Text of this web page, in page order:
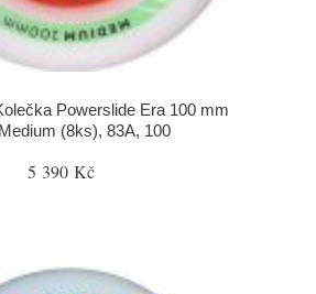
Powerslide Era 100 mm
(8ks), 83A, 100
5 390 Kč